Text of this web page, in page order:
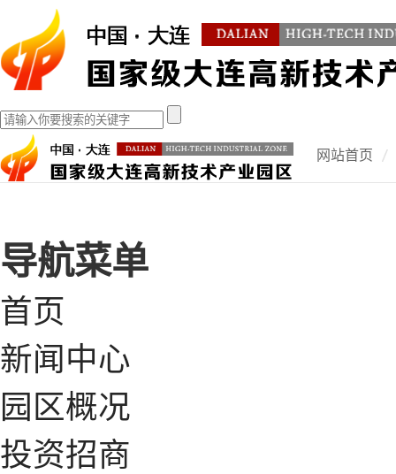
网站首页
导航菜单
首页
新闻中心
园区概况
投资招商